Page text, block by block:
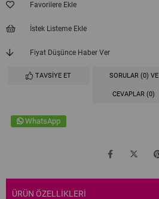
Favorilere Ekle
İstek Listeme Ekle
Fiyat Düşünce Haber Ver
TAVSIYE ET SORULAR (0) VE
CEVAPLAR (0)
WhatsApp
ÜRÜN ÖZELLIKLERI